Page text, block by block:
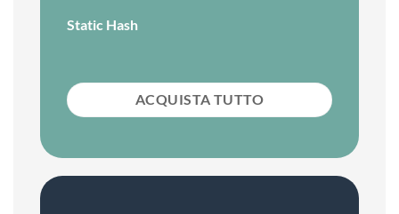
Static Hash
ACQUISTA TUTTO